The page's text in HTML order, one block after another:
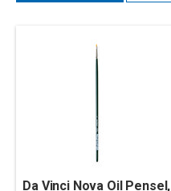
Da Vinci Nova Oil Pensel,